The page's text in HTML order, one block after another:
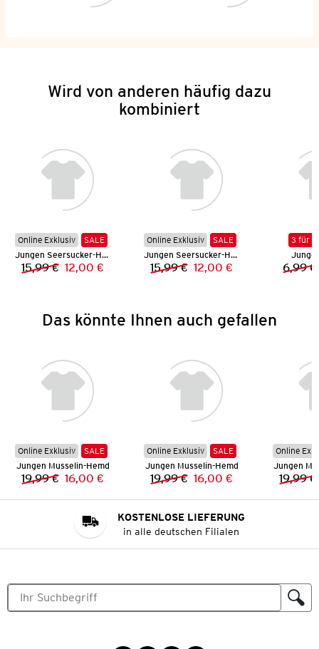
Wird von anderen häufig dazu
kombiniert
Online Exklusiv
SALE
Jungen Seersucker-Hemd
Vorheriger Preis:
15,99 € Neuer Preis:
12,00 €
Online Exklusiv
SALE
Jungen Seersucker-Hemd
Vorheriger Preis:
15,99 € Neuer Preis:
12,00 €
3 für 2
6,99 €
Das könnte Ihnen auch gefallen
Online Exklusiv
SALE
Jungen Musselin-Hemd
Vorheriger Preis:
19,99 € Neuer Preis:
16,00 €
Online Exklusiv
SALE
Jungen Musselin-Hemd
Vorheriger Preis:
19,99 € Neuer Preis:
16,00 €
Online
Jungen
19,99 €
KOSTENLOSE LIEFERUNG
in alle deutschen Filialen